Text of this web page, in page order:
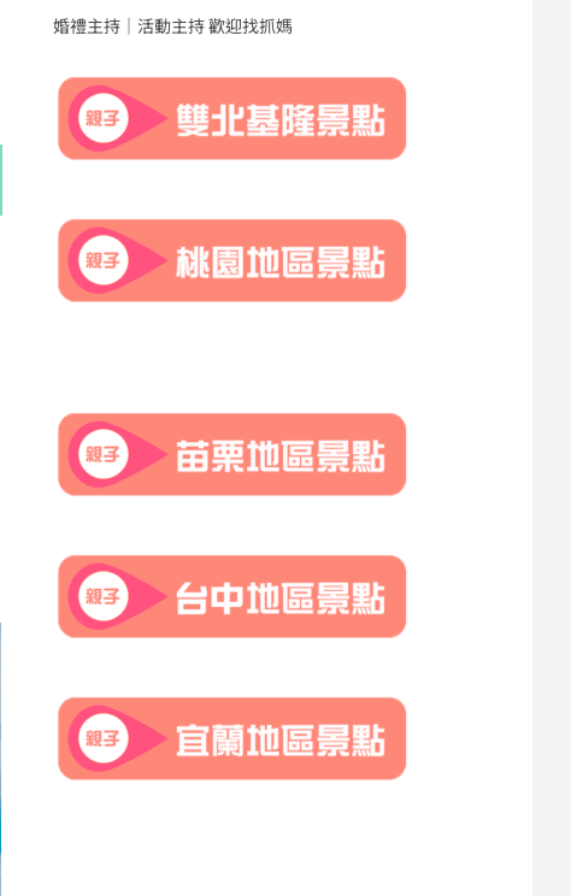
婚禮主持｜活動主持 歡迎找抓媽